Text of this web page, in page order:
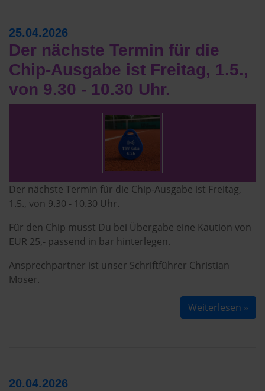
25.04.2026
Der nächste Termin für die
Chip-Ausgabe ist Freitag, 1.5.,
von 9.30 - 10.30 Uhr.
Der nächste Termin für die Chip-Ausgabe ist Freitag,
1.5., von 9.30 - 10.30 Uhr.
Für den Chip musst Du bei Übergabe eine Kaution von
EUR 25,- passend in bar hinterlegen.
Ansprechpartner ist unser Schriftführer Christian
Moser.
Weiterlesen »
20.04.2026